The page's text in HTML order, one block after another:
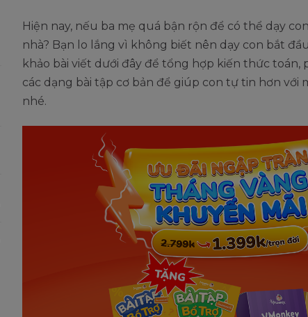
Hiện nay, nếu ba mẹ quá bận rộn để có thể dạy con
nhà? Bạn lo lắng vì không biết nên dạy con bắt
khảo bài viết dưới đây để tổng hợp kiến thức toán,
các dạng bài tập cơ bản để giúp con tự tin hơn với
nhé.